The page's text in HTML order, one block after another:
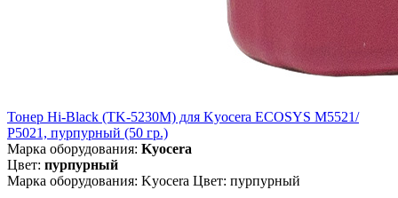
Тонер Hi-Black (TK-5230M) для Kyocera ECOSYS M5521/
P5021, пурпурный (50 гр.)
Марка оборудования: Kyocera
Цвет: пурпурный
Марка оборудования: Kyocera Цвет: пурпурный